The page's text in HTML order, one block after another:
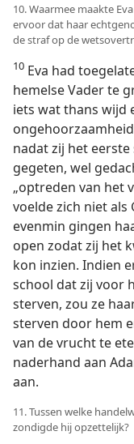
10. Waarmee maakte
ervoor dat haar
de straf op de
10 Eva had
hemelse Vader te
iets wat thans wijd
nadat zij het
gegeten, wel
„optreden van het
voelde zich niet als
evenmin gingen
open zodat zij het
kon inzien. Indien
school dat zij voor
sterven, zou ze
sterven door hem
van de vrucht te
naderhand aan
aan.
11. Tussen welke
zondigde hij opzettelijk?